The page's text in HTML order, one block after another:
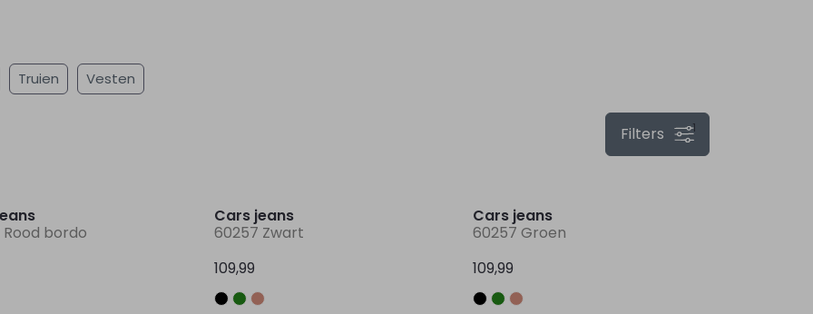
Truien Vesten
1
Filters
bordo
Cars jeans
60257 Zwart
109,99
Cars jeans
60257 Groen
109,99